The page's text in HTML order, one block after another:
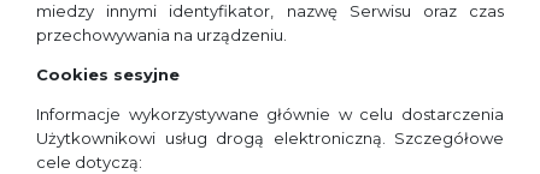
miedzy innymi identyfikator, nazwę Serwisu oraz czas
przechowywania na urządzeniu.
Cookies sesyjne
Informacje wykorzystywane głównie w celu dostarczenia
Użytkownikowi usług drogą elektroniczną. Szczegółowe
cele dotyczą: